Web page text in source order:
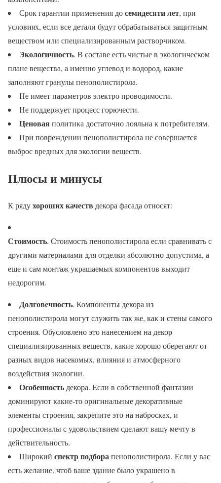
Срок гарантии применения досемидесяти лет, при
условиях, если все детали будут обрабатываться защитным
веществом или специализированным растворчиком.
Экологичность. В составе есть чистые в экологическом
плане вещества, а именно углевод и водород, какие
заполняют гранулы пенополистирола.
Не имеет параметров электро проводимости.
Не поддержует процесс горючести.
Ценоваяполитика достаточно лояльна к потребителям.
При повреждении пенополистирола не совершается
выброс вредных для экологии веществ.
Плюсы и минусы
К рядухороших качеств декора фасада относят:
Стоимость. Стоимость пенополистирола если сравнивать с
другими материалами для отделки абсолютно допустима, а
еще и сам монтаж украшаемых компонентов выходит
недорогим.
Долговечность. Компоненты декора из
пенополистирола могут служить так же, как и стены самого
строения. Обусловлено это нанесением на декор
специализированных веществ, какие хорошо оберегают от
разных видов насекомых, влияния и атмосферного
воздействия экологии.
Особенность декора. Если в собственной фантазии
доминируют какие-то оригинальные декоративные
элементы строения, закрепите это на набросках, и
профессионалы с удовольствием сделают вашу мечту в
действительность.
Широкий спектр подборапенополистирола. Если у вас
есть желание, чтоб ваше здание было украшено в